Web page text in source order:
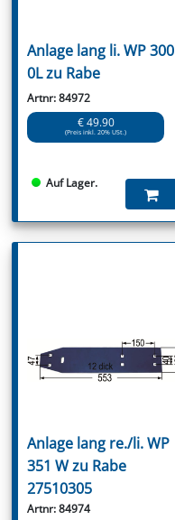
Anlage lang li. WP 300
0L zu Rabe
Artnr: 84972
€ 49.90
(Preis inkl. 20% USt.)
Auf Lager.
Anlage lang re./li. WP
351 W zu Rabe
27510305
Artnr: 84974